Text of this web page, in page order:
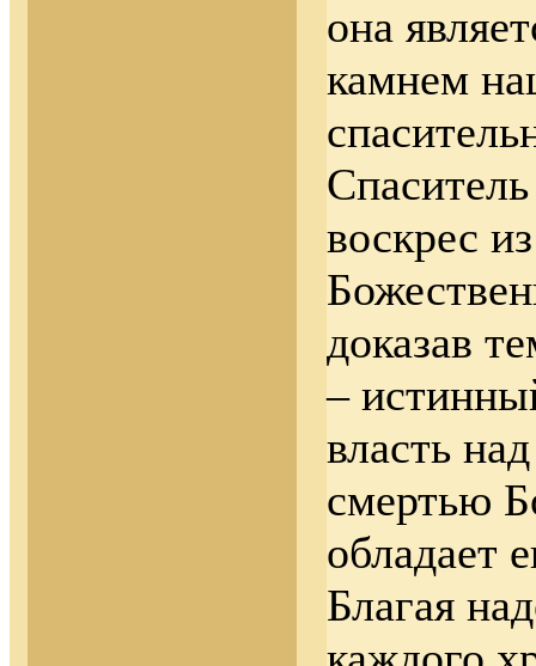
она
камнем
воскрес
доказав
–
власть
смертью
обладает
Благая